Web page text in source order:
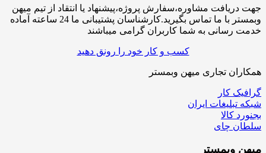
جهت دریافت مشاوره،سفارش پروژه،پیشنهاد یا انتقاد از تیم میهن
وبمستر با ما تماس بگیرید.کارشناسان پشتیبانی ما 24 ساعته آماده
خدمت رسانی به شما کاربران گرامی میباشند
کسب و کار خود را رونق دهید
همکاران تجاری میهن وبمستر
گرافیک کار
شبکه تبلیغات ایران
بجنورد کالا
سلطان چای
میهن وبمستر